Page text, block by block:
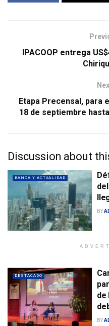
IPACOOP entrega
Etapa Precensal, para
18 de septiembre
Discussion about
BANCA Y ACTUALIDAD
BY
DESTACADO
de
BY